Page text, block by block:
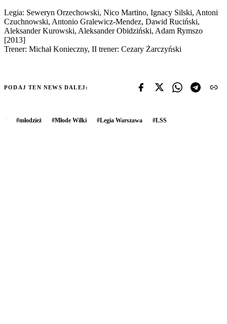
Legia: Seweryn Orzechowski, Nico Martino, Ignacy Silski, Antoni
Czuchnowski, Antonio Gralewicz-Mendez, Dawid Ruciński,
Aleksander Kurowski, Aleksander Obidziński, Adam Rymszo
[2013]
Trener: Michał Konieczny, II trener: Cezary Żarczyński
PODAJ TEN NEWS DALEJ:
#młodzież #Młode Wilki #Legia Warszawa #LSS